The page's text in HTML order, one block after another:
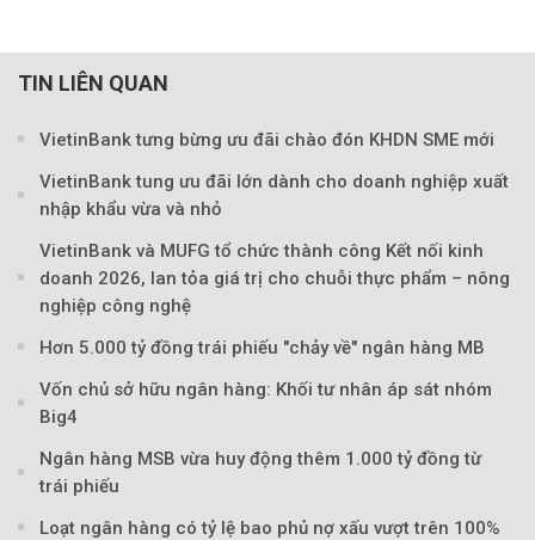
Theo Sở hữu trí
TIN LIÊN QUAN
VietinBank tưng bừng ưu đãi chào đón KHDN SME mới
VietinBank tung ưu đãi lớn dành cho doanh nghiệp xuất
nhập khẩu vừa và nhỏ
VietinBank và MUFG tổ chức thành công Kết nối kinh
doanh 2026, lan tỏa giá trị cho chuỗi thực phẩm – nông
nghiệp công nghệ
Hơn 5.000 tỷ đồng trái phiếu "chảy về" ngân hàng MB
Vốn chủ sở hữu ngân hàng: Khối tư nhân áp sát nhóm
Big4
Ngân hàng MSB vừa huy động thêm 1.000 tỷ đồng từ
trái phiếu
Loạt ngân hàng có tỷ lệ bao phủ nợ xấu vượt trên 100%